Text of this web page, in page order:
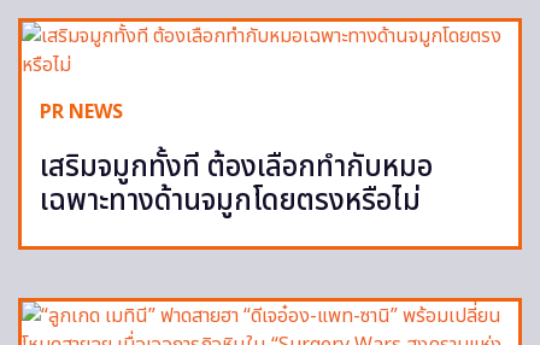
PR NEWS
เสริมจมูกทั้งที ต้องเลือกทำกับหมอ
เฉพาะทางด้านจมูกโดยตรงหรือไม่